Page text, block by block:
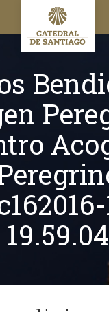
Toggle
navigation
19.59.04